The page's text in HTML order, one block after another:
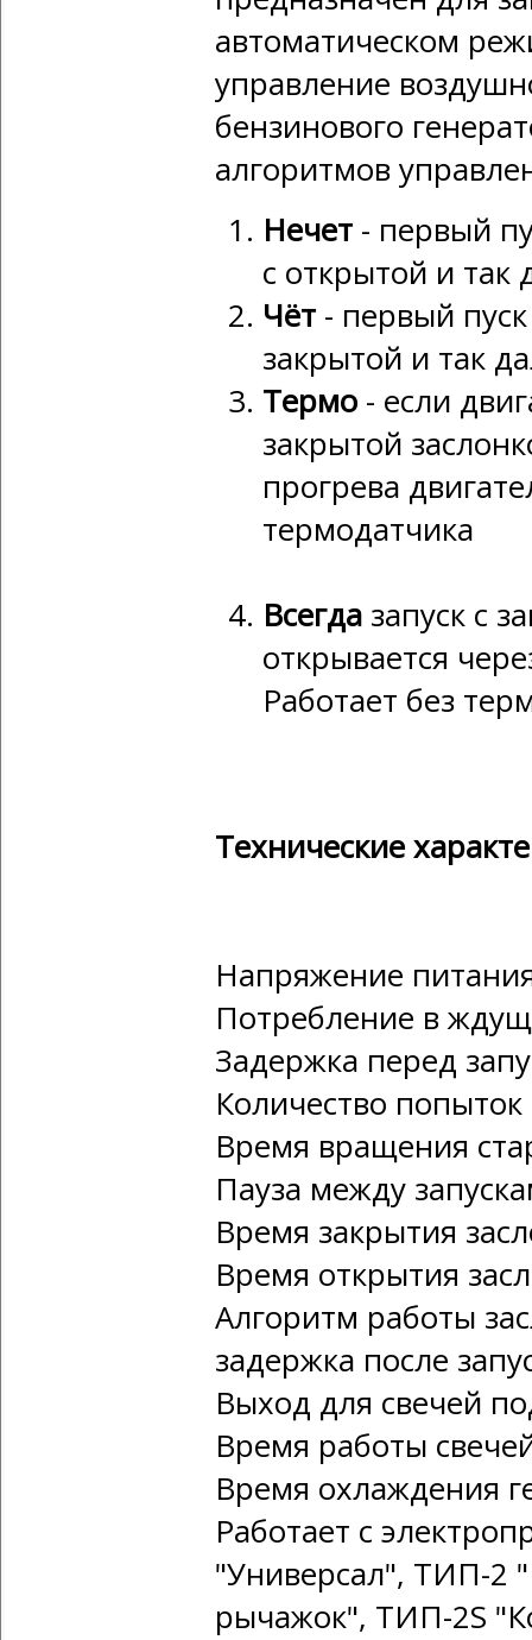
автоматическом
управление
бензинового
алгоритмов
Нечет - первый
с открытой и так
Чёт - первый
закрытой и так
Термо - если
закрытой
прогрева
термодатчика
Всегда запуск с
открывается
Работает без
Технические
Напряжение
Потребление в
Задержка перед
Количество попыток
Время вращения
Пауза между
Время закрытия
Время открытия
Алгоритм работы
задержка после
Выход для свечей
Время работы
Время охлаждения
Работает с
"Универсал", ТИП-2
рычажок", ТИП-2S